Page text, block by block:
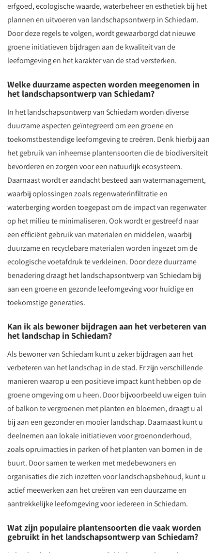
erfgoed, ecologische waarde, waterbeheer en esthetiek bij het
plannen en uitvoeren van landschapsontwerp in Schiedam.
Door deze regels te volgen, wordt gewaarborgd dat nieuwe
groene initiatieven bijdragen aan de kwaliteit van de
leefomgeving en het karakter van de stad versterken.
Welke duurzame aspecten worden meegenomen in
het landschapsontwerp van Schiedam?
In het landschapsontwerp van Schiedam worden diverse
duurzame aspecten geïntegreerd om een groene en
toekomstbestendige leefomgeving te creëren. Denk hierbij aan
het gebruik van inheemse plantensoorten die de biodiversiteit
bevorderen en zorgen voor een natuurlijk ecosysteem.
Daarnaast wordt er aandacht besteed aan watermanagement,
waarbij oplossingen zoals regenwaterinfiltratie en
waterberging worden toegepast om de impact van regenwater
op het milieu te minimaliseren. Ook wordt er gestreefd naar
een efficiënt gebruik van materialen en middelen, waarbij
duurzame en recyclebare materialen worden ingezet om de
ecologische voetafdruk te verkleinen. Door deze duurzame
benadering draagt het landschapsontwerp van Schiedam bij
aan een groene en gezonde leefomgeving voor huidige en
toekomstige generaties.
Kan ik als bewoner bijdragen aan het verbeteren van
het landschap in Schiedam?
Als bewoner van Schiedam kunt u zeker bijdragen aan het
verbeteren van het landschap in de stad. Er zijn verschillende
manieren waarop u een positieve impact kunt hebben op de
groene omgeving om u heen. Door bijvoorbeeld uw eigen tuin
of balkon te vergroenen met planten en bloemen, draagt u al
bij aan een gezonder en mooier landschap. Daarnaast kunt u
deelnemen aan lokale initiatieven voor groenonderhoud,
zoals opruimacties in parken of het planten van bomen in de
buurt. Door samen te werken met medebewoners en
organisaties die zich inzetten voor landschapsbehoud, kunt u
actief meewerken aan het creëren van een duurzame en
aantrekkelijke leefomgeving voor iedereen in Schiedam.
Wat zijn populaire plantensoorten die vaak worden
gebruikt in het landschapsontwerp van Schiedam?